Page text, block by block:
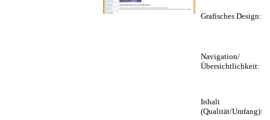
Grafisches Design:
Navigation/
Übersichtlichkeit:
Inhalt
(Qualität/Umfang):